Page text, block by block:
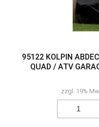
95122 KOLPIN
QUAD / ATV
zzgl. 19%